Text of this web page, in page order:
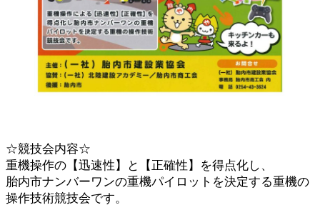
☆競技会内容☆
重機操作の【迅速性】と【正確性】を得点化し、
胎内市ナンバーワンの重機パイロットを決定する重機の
操作技術競技会です。